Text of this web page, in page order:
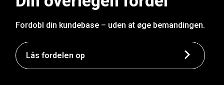
Fordobl din kundebase – uden at øge bemandingen.
Lås fordelen op